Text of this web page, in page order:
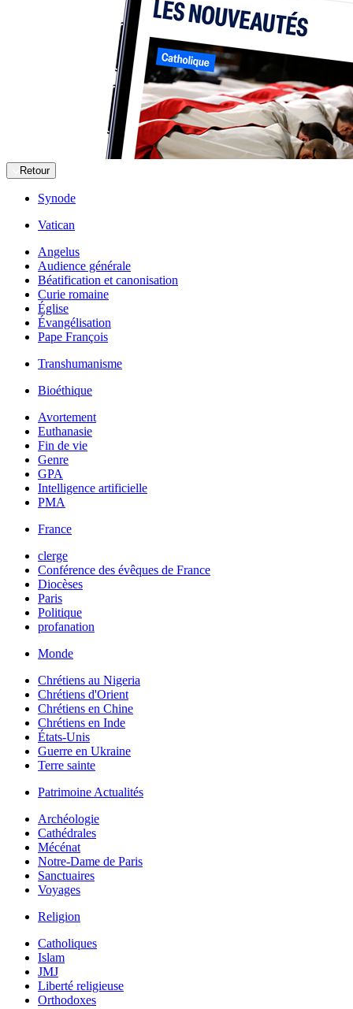
Retour
Synode
Vatican
Angelus
Audience générale
Béatification et canonisation
Curie romaine
Église
Évangélisation
Pape François
Transhumanisme
Bioéthique
Avortement
Euthanasie
Fin de vie
Genre
GPA
Intelligence artificielle
PMA
France
clerge
Conférence des évêques de France
Diocèses
Paris
Politique
profanation
Monde
Chrétiens au Nigeria
Chrétiens d'Orient
Chrétiens en Chine
Chrétiens en Inde
États-Unis
Guerre en Ukraine
Terre sainte
Patrimoine Actualités
Archéologie
Cathédrales
Mécénat
Notre-Dame de Paris
Sanctuaires
Voyages
Religion
Catholiques
Islam
JMJ
Liberté religieuse
Orthodoxes